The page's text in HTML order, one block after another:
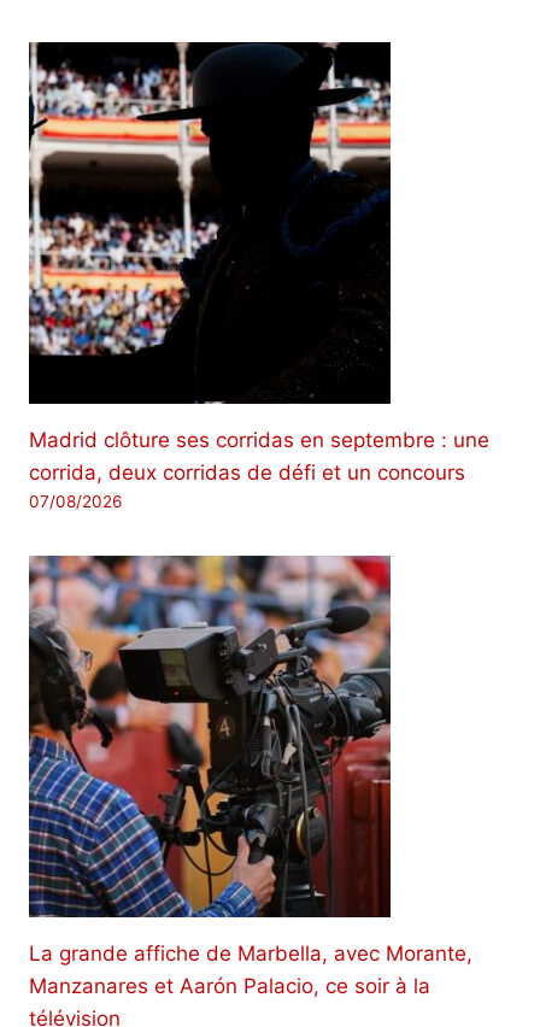
Madrid clôture ses corridas en septembre : une
corrida, deux corridas de défi et un concours
07/08/2026
La grande affiche de Marbella, avec Morante,
Manzanares et Aarón Palacio, ce soir à la
télévision